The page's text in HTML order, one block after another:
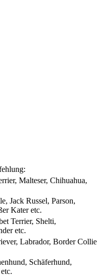
Malteser, Chihuahua,
Jack Russel, Parson,
Kater etc.
Terrier, Shelti,
etc.
Labrador, Border Collie
Schäferhund,